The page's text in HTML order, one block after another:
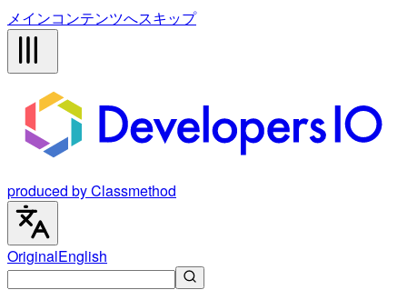
メインコンテンツへスキップ
produced by Classmethod
OriginalEnglish